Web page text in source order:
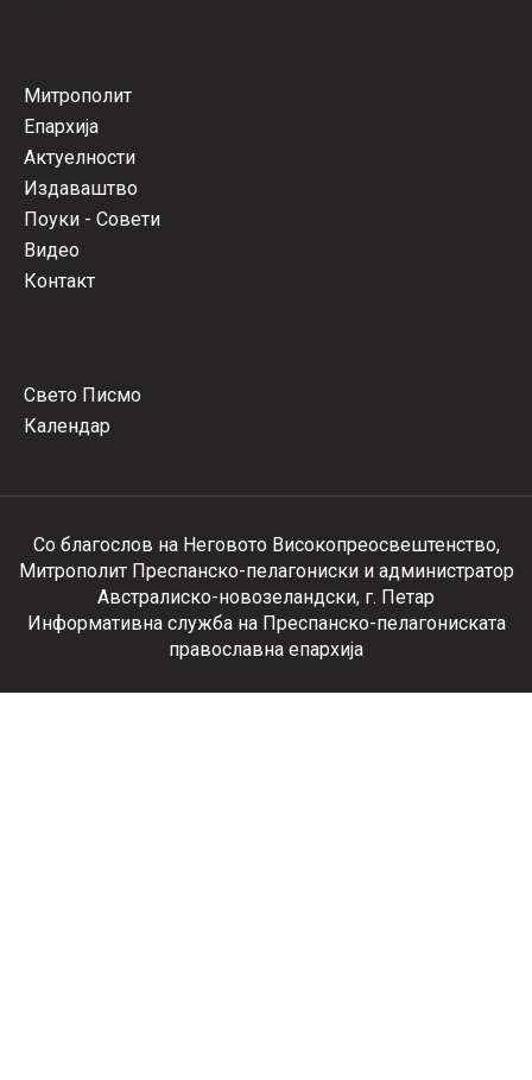
Митрополит
Епархија
Актуелности
Издаваштво
Поуки - Совети
Видео
Контакт
Свето Писмо
Календар
Со благослов на Неговото Високопреосвештенство,
Митрополит Преспанско-пелагониски и администратор
Австралиско-новозеландски, г. Петар
Информативна служба на Преспанско-пелагониската
православна епархија